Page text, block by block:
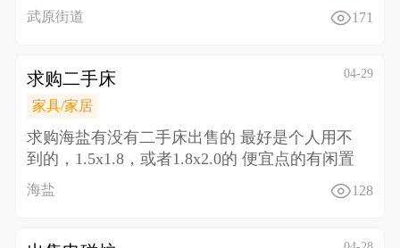
中心门面转让，价格面议，设备
武原街道 171
求购二手床 04-29
家具/家居
求购海盐有没有二手床出售的 最好是个人用不
到的，1.5x1.8，或者1.8x2.0的 便宜点的有闲置
海盐 128